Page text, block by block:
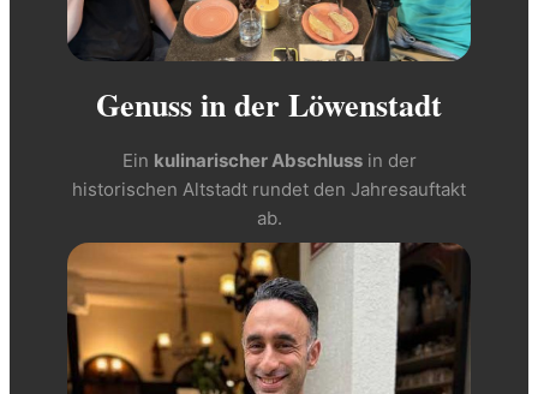
Genuss in der Löwenstadt
Ein kulinarischer Abschlussin der
historischen Altstadt rundet den Jahresauftakt
ab.